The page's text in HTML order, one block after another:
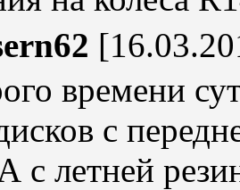
времени
с
летней